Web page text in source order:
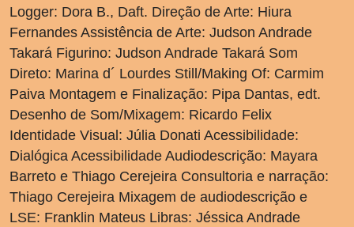
Logger: Dora B., Daft. Direção de Arte: Hiura
Fernandes Assistência de Arte: Judson Andrade
Takará Figurino: Judson Andrade Takará Som
Direto: Marina d´ Lourdes Still/Making Of: Carmim
Paiva Montagem e Finalização: Pipa Dantas, edt.
Desenho de Som/Mixagem: Ricardo Felix
Identidade Visual: Júlia Donati Acessibilidade:
Dialógica Acessibilidade Audiodescrição: Mayara
Barreto e Thiago Cerejeira Consultoria e narração:
Thiago Cerejeira Mixagem de audiodescrição e
LSE: Franklin Mateus Libras: Jéssica Andrade